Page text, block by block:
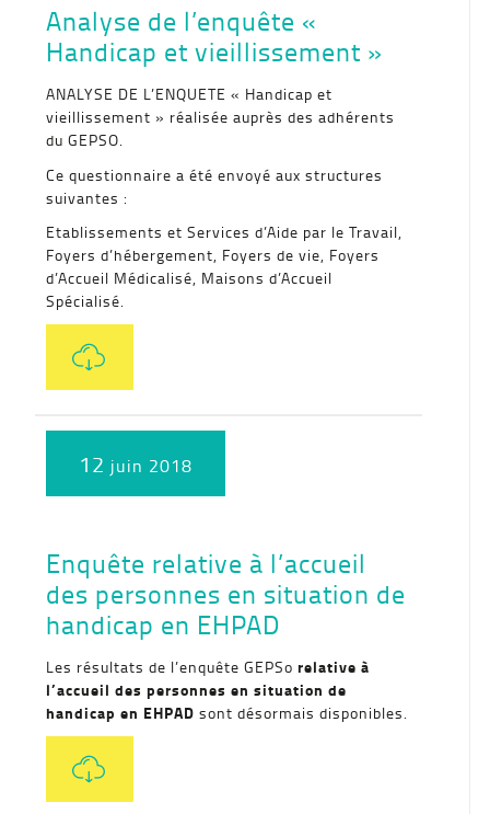
Analyse de l’enquête «
Handicap et vieillissement »
ANALYSE DE L’ENQUETE « Handicap et
vieillissement » réalisée auprès des adhérents
du GEPSO.
Ce questionnaire a été envoyé aux structures
suivantes :
Etablissements et Services d’Aide par le Travail,
Foyers d’hébergement, Foyers de vie, Foyers
d’Accueil Médicalisé, Maisons d’Accueil
Spécialisé.
12 juin 2018
Enquête relative à l’accueil
des personnes en situation de
handicap en EHPAD
Les résultats de l’enquête GEPSo relative à
l’accueil des personnes en situation de
handicap en EHPAD sont désormais disponibles.